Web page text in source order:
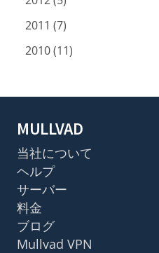
2011 (7)
2010 (11)
MULLVAD
当社について
ヘルプ
サーバー
料金
ブログ
Mullvad VPN